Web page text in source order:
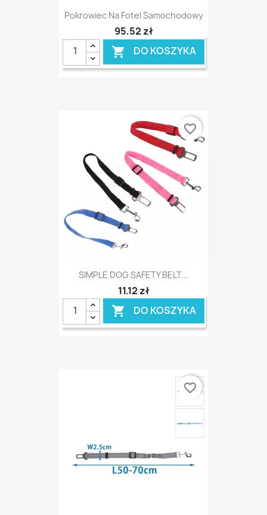
Pokrowiec Na Fotel Samochodowy
95,52 zł
 DO KOSZYKA
SIMPLE DOG SAFETY BELT...
11,12 zł
 DO KOSZYKA
favorite_border
favorite_border